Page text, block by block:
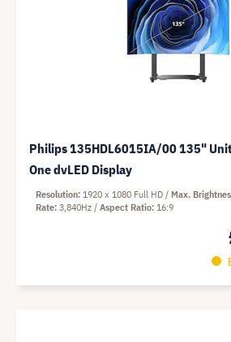
Philips 135HDL6015IA/00 135"
One dvLED Display
Resolution 1920 x 1080 Full HD Max.
Rate 3,840Hz Aspect Ratio 16:9